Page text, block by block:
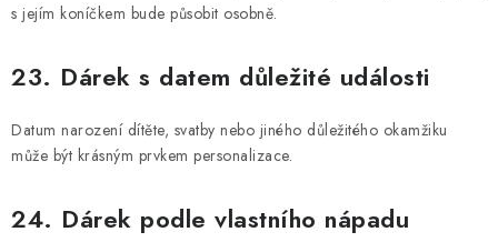
s jejím koníčkem bude působit osobně.
23. Dárek s datem důležité události
Datum narození dítěte, svatby nebo jiného důležitého okamžiku
může být krásným prvkem personalizace.
24. Dárek podle vlastního nápadu